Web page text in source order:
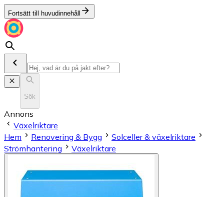
Fortsätt till huvudinnehåll
Sök
Annons
Växelriktare
Hem
Renovering & Bygg
Solceller & växelriktare
Strömhantering
Växelriktare